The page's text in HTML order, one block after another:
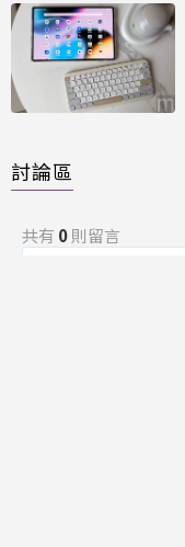
討論區
共有 0則留言